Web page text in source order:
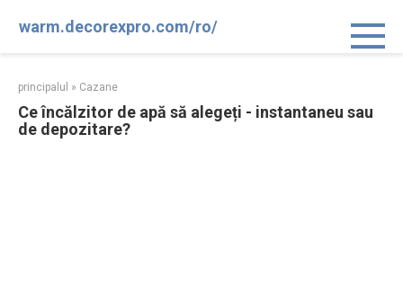
warm.decorexpro.com/ro/
principalul » Cazane
Ce încălzitor de apă să alegeți - instantaneu sau
de depozitare?